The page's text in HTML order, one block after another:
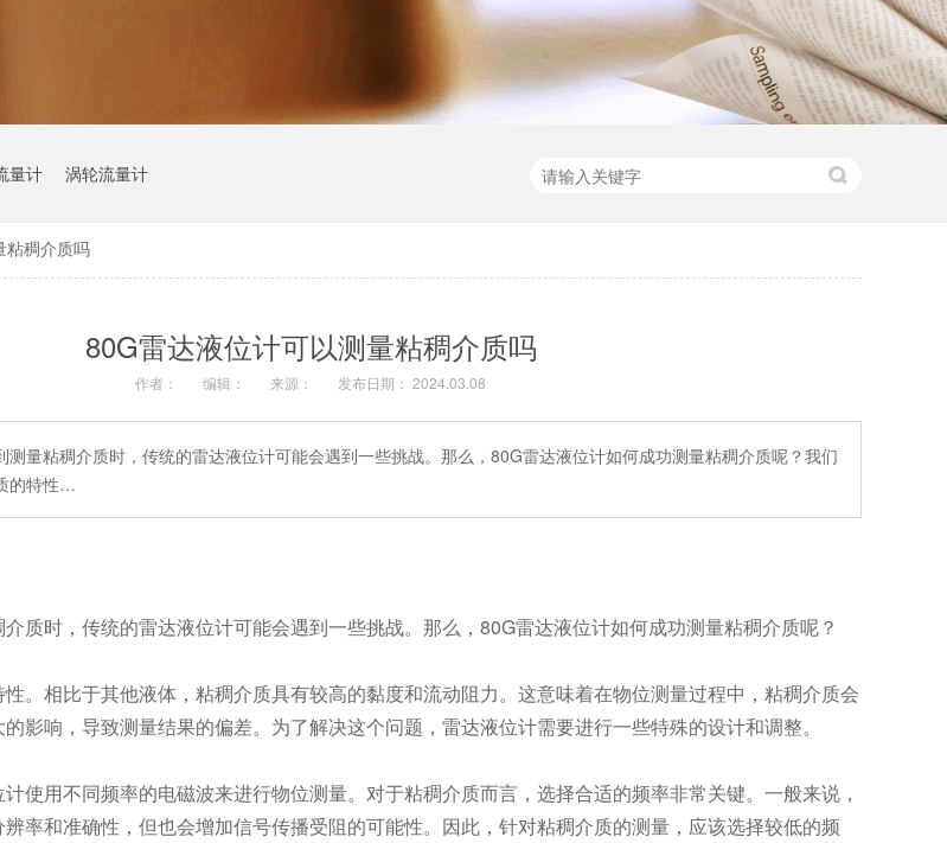
量计 涡轮流量计
粘稠介质吗
80G雷达液位计可以测量粘稠介质吗
作者： 编辑： 来源： 发布日期： 2024.03.08
测量粘稠介质时，传统的雷达液位计可能会遇到一些挑战。那么，80G雷达液位计如何成功测量粘稠介质呢？我们
的特性…
质时，传统的雷达液位计可能会遇到一些挑战。那么，80G雷达液位计如何成功测量粘稠介质呢？
。相比于其他液体，粘稠介质具有较高的黏度和流动阻力。这意味着在物位测量过程中，粘稠介质会
影响，导致测量结果的偏差。为了解决这个问题，雷达液位计需要进行一些特殊的设计和调整。
使用不同频率的电磁波来进行物位测量。对于粘稠介质而言，选择合适的频率非常关键。一般来说，
率和准确性，但也会增加信号传播受阻的可能性。因此，针对粘稠介质的测量，应该选择较低的频